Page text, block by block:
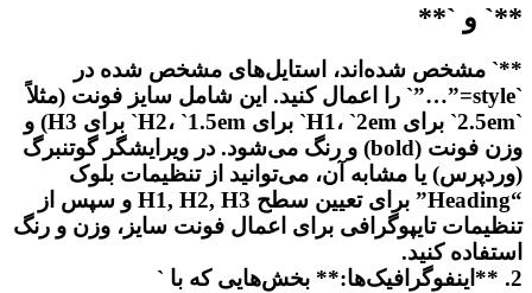
**` و `**
**` مشخص شده‌اند، استایل‌های مشخص شده در
`style=”…”` را اعمال کنید. این شامل سایز فونت (مثلاً
`2.5em` برای H1، `2em` برای H2، `1.5em` برای H3) و
وزن فونت (bold) و رنگ می‌شود. در ویرایشگر گوتنبرگ
(وردپرس) یا مشابه آن، می‌توانید از تنظیمات بلوک
“Heading” برای تعیین سطح H1, H2, H3 و سپس از
تنظیمات تایپوگرافی برای اعمال فونت سایز، وزن و رنگ
استفاده کنید.
2. **اینفوگرافیک‌ها:** بخش‌هایی که با `